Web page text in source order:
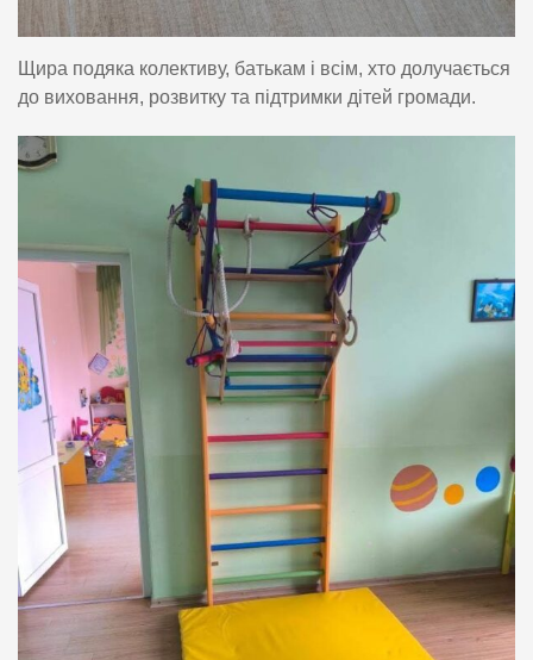
Щира подяка колективу, батькам і всім, хто долучається
до виховання, розвитку та підтримки дітей громади.